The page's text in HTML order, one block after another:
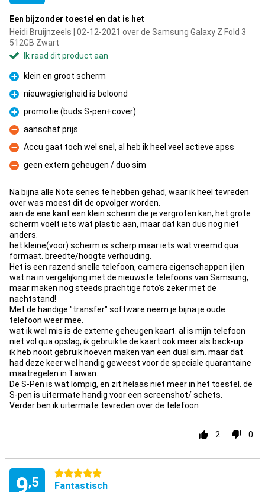
Een bijzonder toestel en dat is het
Heidi Bruijnzeels | 02-12-2021 over de Samsung Galaxy Z Fold 3
512GB Zwart
Ik raad dit product aan
Pluspunt
klein en groot scherm
Pluspunt
nieuwsgierigheid is beloond
Pluspunt
promotie (buds S-pen+cover)
Minpunt
aanschaf prijs
Minpunt
Accu gaat toch wel snel, al heb ik heel veel actieve apss
Minpunt
geen extern geheugen / duo sim
Na bijna alle Note series te hebben gehad, waar ik heel tevreden
over was moest dit de opvolger worden.
aan de ene kant een klein scherm die je vergroten kan, het grote
scherm voelt iets wat plastic aan, maar dat kan dus nog niet
anders.
het kleine(voor) scherm is scherp maar iets wat vreemd qua
formaat. breedte/hoogte verhouding.
Het is een razend snelle telefoon, camera eigenschappen ijlen
wat na in vergelijking met de nieuwste telefoons van Samsung,
maar maken nog steeds prachtige foto's zeker met de
nachtstand!
Met de handige "transfer" software neem je bijna je oude
telefoon weer mee.
wat ik wel mis is de externe geheugen kaart. al is mijn telefoon
niet vol qua opslag, ik gebruikte de kaart ook meer als back-up.
ik heb nooit gebruik hoeven maken van een dual sim. maar dat
had deze keer wel handig geweest voor de speciale quarantaine
maatregelen in Taiwan.
De S-Pen is wat lompig, en zit helaas niet meer in het toestel. de
S-pen is uitermate handig voor een screenshot/ schets.
Verder ben ik uitermate tevreden over de telefoon
2 0
9,5
5 sterren
Fantastisch